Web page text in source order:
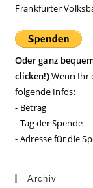
Frankfurter
Oder ganz
clicken!)Wenn Ihr
folgende Infos:
- Betrag
- Tag der Spende
- Adresse für die
Archiv